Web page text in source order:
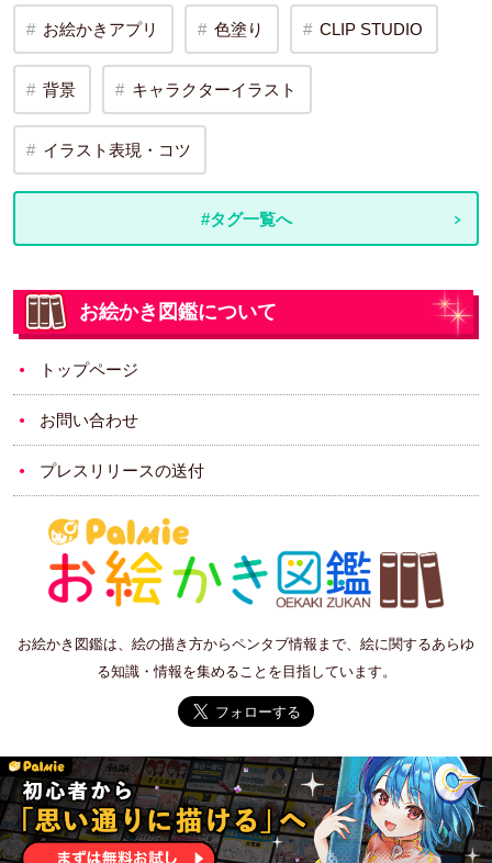
お絵かきアプリ 色塗り CLIP STUDIO
背景 キャラクターイラスト
イラスト表現・コツ
#タグ一覧へ
お絵かき図鑑について
トップページ
お問い合わせ
プレスリリースの送付
お絵かき図鑑は、絵の描き方からペンタブ情報まで、絵に関するあらゆ
る知識・情報を集めることを目指しています。